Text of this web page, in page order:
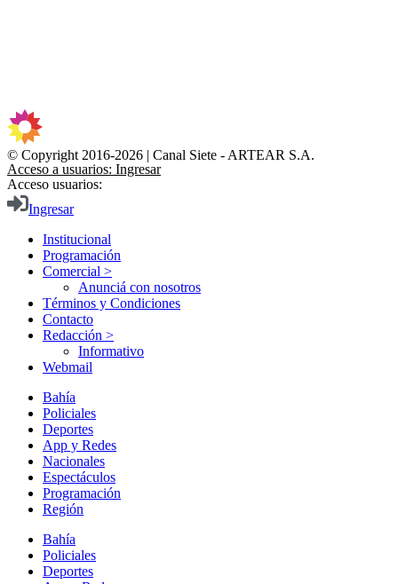
© Copyright 2016-2026 | Canal Siete - ARTEAR S.A.
Acceso a usuarios: Ingresar
Acceso usuarios:
Ingresar
Institucional
Programación
Comercial >
Anunciá con nosotros
Términos y Condiciones
Contacto
Redacción >
Informativo
Webmail
Bahía
Policiales
Deportes
App y Redes
Nacionales
Espectáculos
Programación
Región
Bahía
Policiales
Deportes